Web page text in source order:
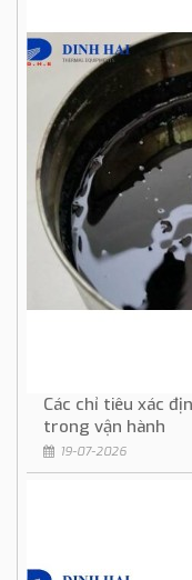
Các chỉ tiêu xác
trong vận hành
19-07-2026